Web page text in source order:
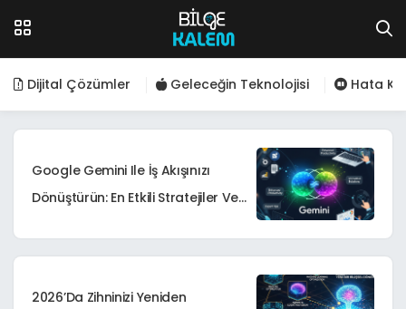
Dijital Çözümler Geleceğin Teknolojisi Hata
Google Gemini Ile İş Akışınızı
Dönüştürün: En Etkili Stratejiler Ve
2026’da Zihninizi Yeniden